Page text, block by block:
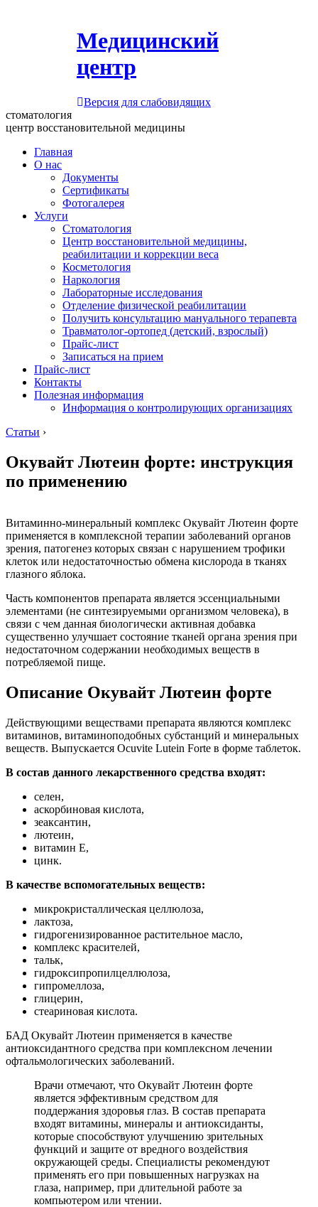
Медицинский
центр
Версия для слабовидящих
стоматология
центр восстановительной медицины
Главная
О нас
Документы
Сертификаты
Фотогалерея
Услуги
Стоматология
Центр восстановительной медицины,
реабилитации и коррекции веса
Косметология
Наркология
Лабораторные исследования
Отделение физической реабилитации
Получить консультацию мануального терапевта
Травматолог-ортопед (детский, взрослый)
Прайс-лист
Записаться на прием
Прайс-лист
Контакты
Полезная информация
Информация о контролирующих организациях
Статьи ›
Окувайт Лютеин форте: инструкция
по применению
Витаминно-минеральный комплекс Окувайт Лютеин форте
применяется в комплексной терапии заболеваний органов
зрения, патогенез которых связан с нарушением трофики
клеток или недостаточностью обмена кислорода в тканях
глазного яблока.
Часть компонентов препарата является эссенциальными
элементами (не синтезируемыми организмом человека), в
связи с чем данная биологически активная добавка
существенно улучшает состояние тканей органа зрения при
недостаточном содержании необходимых веществ в
потребляемой пище.
Описание Окувайт Лютеин форте
Действующими веществами препарата являются комплекс
витаминов, витаминоподобных субстанций и минеральных
веществ. Выпускается Ocuvite Lutein Forte в форме таблеток.
В состав данного лекарственного средства входят:
селен,
аскорбиновая кислота,
зеаксантин,
лютеин,
витамин Е,
цинк.
В качестве вспомогательных веществ:
микрокристаллическая целлюлоза,
лактоза,
гидрогенизированное растительное масло,
комплекс красителей,
тальк,
гидроксипропилцеллюлоза,
гипромеллоза,
глицерин,
стеариновая кислота.
БАД Окувайт Лютеин применяется в качестве
антиоксидантного средства при комплексном лечении
офтальмологических заболеваний.
Врачи отмечают, что Окувайт Лютеин форте
является эффективным средством для
поддержания здоровья глаз. В состав препарата
входят витамины, минералы и антиоксиданты,
которые способствуют улучшению зрительных
функций и защите от вредного воздействия
окружающей среды. Специалисты рекомендуют
применять его при повышенных нагрузках на
глаза, например, при длительной работе за
компьютером или чтении.